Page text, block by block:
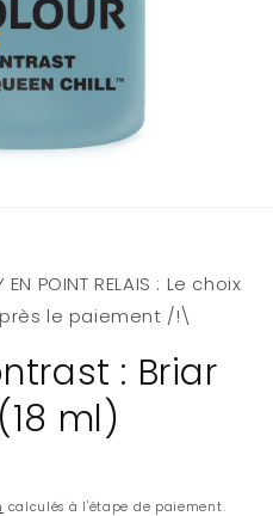
POINT RELAIS : Le choix
le paiement /!\
: Briar
ml)
calculés à l'étape de paiement.